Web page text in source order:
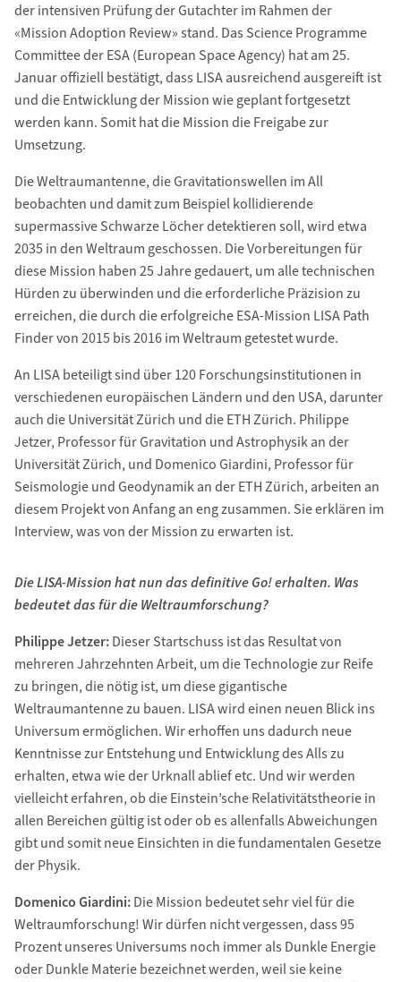
der intensiven Prüfung der Gutachter im Rahmen der
«Mission Adoption Review» stand. Das Science Programme
Committee der ESA (European Space Agency) hat am 25.
Januar offiziell bestätigt, dass LISA ausreichend ausgereift ist
und die Entwicklung der Mission wie geplant fortgesetzt
werden kann. Somit hat die Mission die Freigabe zur
Umsetzung.
Die Weltraumantenne, die Gravitationswellen im All
beobachten und damit zum Beispiel kollidierende
supermassive Schwarze Löcher detektieren soll, wird etwa
2035 in den Weltraum geschossen. Die Vorbereitungen für
diese Mission haben 25 Jahre gedauert, um alle technischen
Hürden zu überwinden und die erforderliche Präzision zu
erreichen, die durch die erfolgreiche ESA-Mission LISA Path
Finder von 2015 bis 2016 im Weltraum getestet wurde.
An LISA beteiligt sind über 120 Forschungsinstitutionen in
verschiedenen europäischen Ländern und den USA, darunter
auch die Universität Zürich und die ETH Zürich. Philippe
Jetzer, Professor für Gravitation und Astrophysik an der
Universität Zürich, und Domenico Giardini, Professor für
Seismologie und Geodynamik an der ETH Zürich, arbeiten an
diesem Projekt von Anfang an eng zusammen. Sie erklären im
Interview, was von der Mission zu erwarten ist.
Die LISA-Mission hat nun das definitive Go! erhalten. Was
bedeutet das für die Weltraumforschung?
Philippe Jetzer:Dieser Startschuss ist das Resultat von
mehreren Jahrzehnten Arbeit, um die Technologie zur Reife
zu bringen, die nötig ist, um diese gigantische
Weltraumantenne zu bauen. LISA wird einen neuen Blick ins
Universum ermöglichen. Wir erhoffen uns dadurch neue
Kenntnisse zur Entstehung und Entwicklung des Alls zu
erhalten, etwa wie der Urknall ablief etc. Und wir werden
vielleicht erfahren, ob die Einstein’sche Relativitätstheorie in
allen Bereichen gültig ist oder ob es allenfalls Abweichungen
gibt und somit neue Einsichten in die fundamentalen Gesetze
der Physik.
Domenico Giardini:Die Mission bedeutet sehr viel für die
Weltraumforschung! Wir dürfen nicht vergessen, dass 95
Prozent unseres Universums noch immer als Dunkle Energie
oder Dunkle Materie bezeichnet werden, weil sie keine